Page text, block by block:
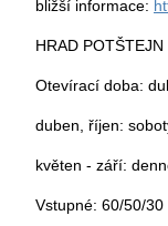
bližší informace:
HRAD POTŠTEJN
Otevírací doba:
duben, říjen:
květen - září:
Vstupné: 60/50/30